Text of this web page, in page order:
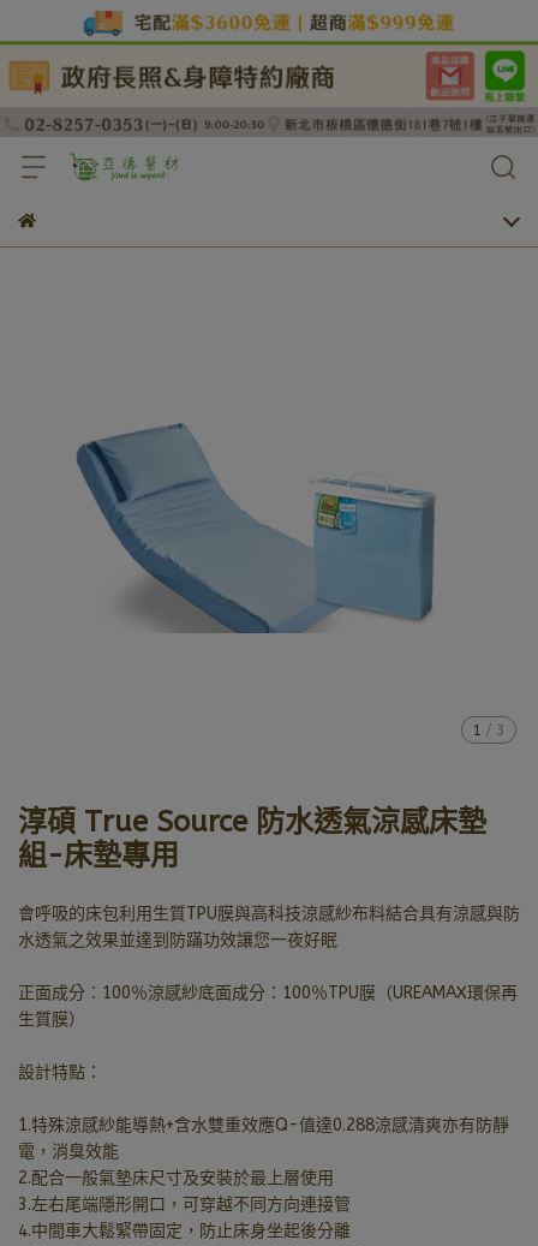
1 / 3
淳碩 True Source 防水透氣涼感床墊
組-床墊專用
會呼吸的床包利用生質TPU膜與高科技涼感紗布料結合具有涼感與防
水透氣之效果並達到防蹣功效讓您一夜好眠
正面成分：100％涼感紗底面成分：100％TPU膜（UREAMAX環保再
生質膜）
設計特點：
1.特殊涼感紗能導熱+含水雙重效應Q-值達0.288涼感清爽亦有防靜
電，消臭效能
2.配合一般氣墊床尺寸及安裝於最上層使用
3.左右尾端隱形開口，可穿越不同方向連接管
4.中間車大鬆緊帶固定，防止床身坐起後分離